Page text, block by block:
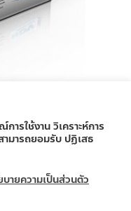
Final
by TagDiv
ารใช้งาน วิเคราะห์การ
มารถยอมรับ ปฏิเสธ
บายความเป็นส่วนตัว